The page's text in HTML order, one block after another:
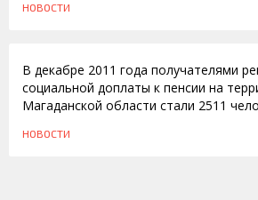
НОВОСТИ
В декабре 2011 года получателями
социальной доплаты к пенсии на
Магаданской области стали 2511
НОВОСТИ